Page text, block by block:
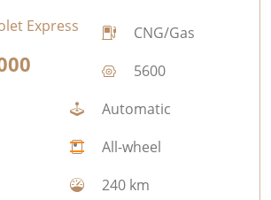
CNG/Gas
5600
Automatic
All-wheel
240 km